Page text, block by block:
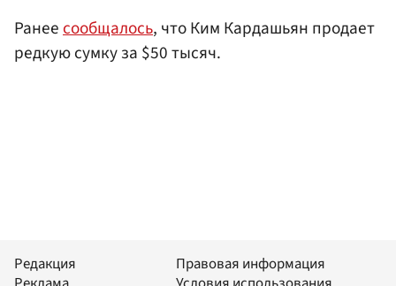
Ранеесообщалось, что Ким Кардашьян продает
редкую сумку за $50 тысяч.
Редакция
Правовая информация